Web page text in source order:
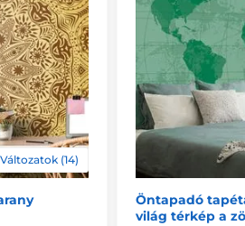
környezetkímélő, így a
bármely helyiségben. A
megfelelnek a szigorú
előírásoknak, és
GOLD tanúsítvánnyal
PVC-mentesek, és a ragasztó
Változatok (14)
Öntapadó
világ térkép a